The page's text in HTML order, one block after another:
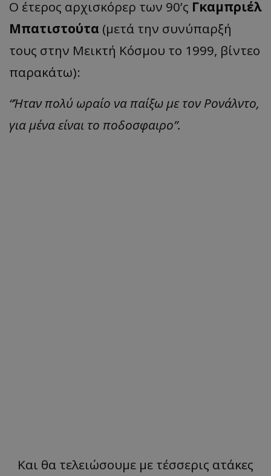
Ο έτερος αρχισκόρερ των 90’ς Γκαμπριέλ
Μπατιστούτα (μετά την συνύπαρξή
τους στην Μεικτή Κόσμου το 1999, βίντεο
παρακάτω):
“Ήταν πολύ ωραίο να παίξω με τον Ρονάλντο,
για μένα είναι το ποδοσφαιρο”.
Και θα τελειώσουμε με τέσσερις ατάκες